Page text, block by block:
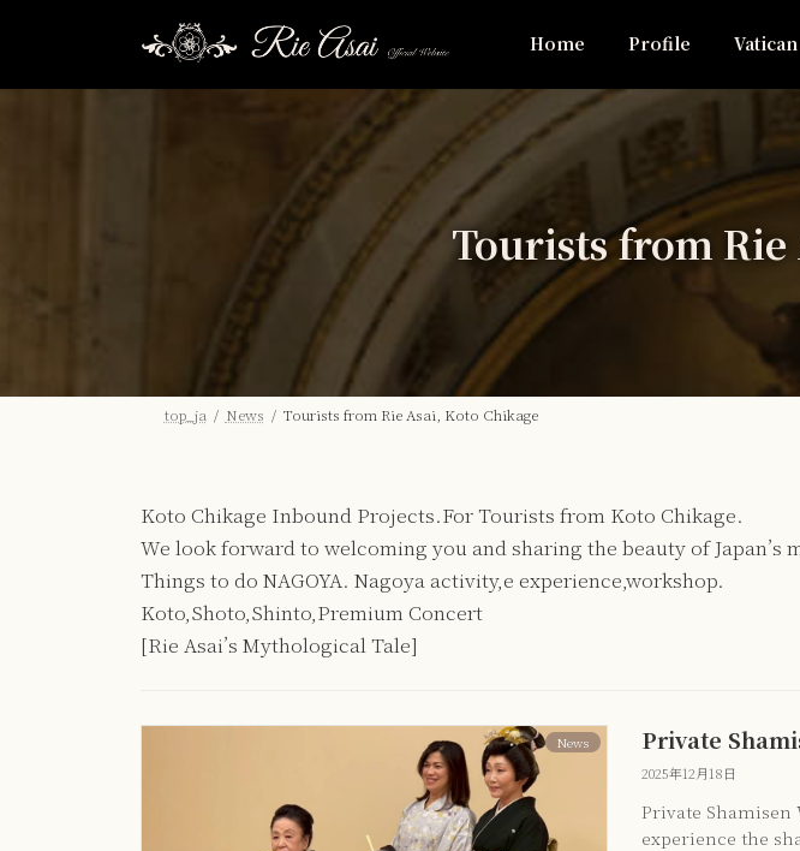
ン
ー
Home Profile Vatican
Tourists from
top_ja News Tourists from Rie Asai, Koto Chikage
Koto Chikage Inbound Projects.For Tourists from Koto Chikage.
We look forward to welcoming you and sharing the beauty of
Things to do NAGOYA. Nagoya activity,e experience,workshop.
Koto,Shoto,Shinto,Premium Concert
[Rie Asai’s Mythological Tale]
News Private
2025年12月18日
Private
experience the